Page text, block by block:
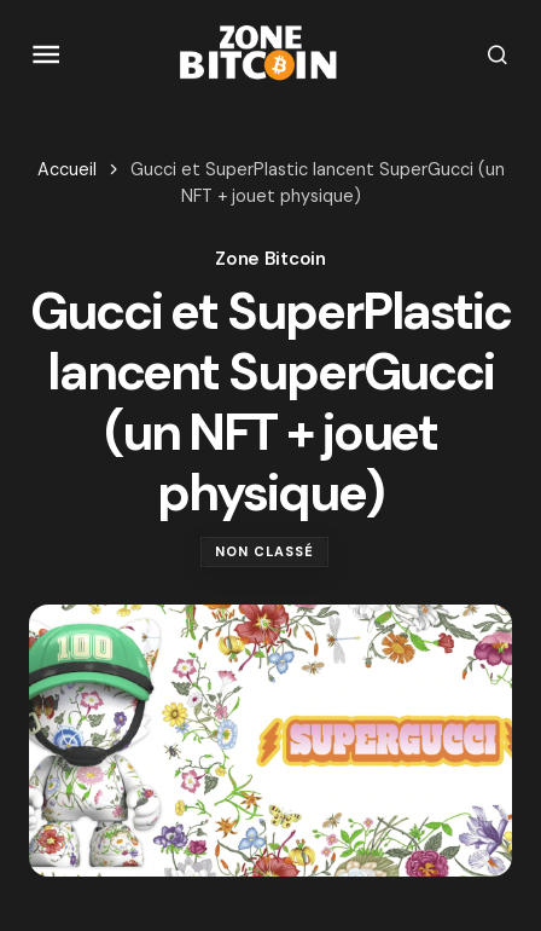
Accueil
Gucci et SuperPlastic lancent SuperGucci (un
NFT + jouet physique)
Zone Bitcoin
Gucci et SuperPlastic
lancent SuperGucci
(un NFT + jouet
physique)
NON CLASSÉ